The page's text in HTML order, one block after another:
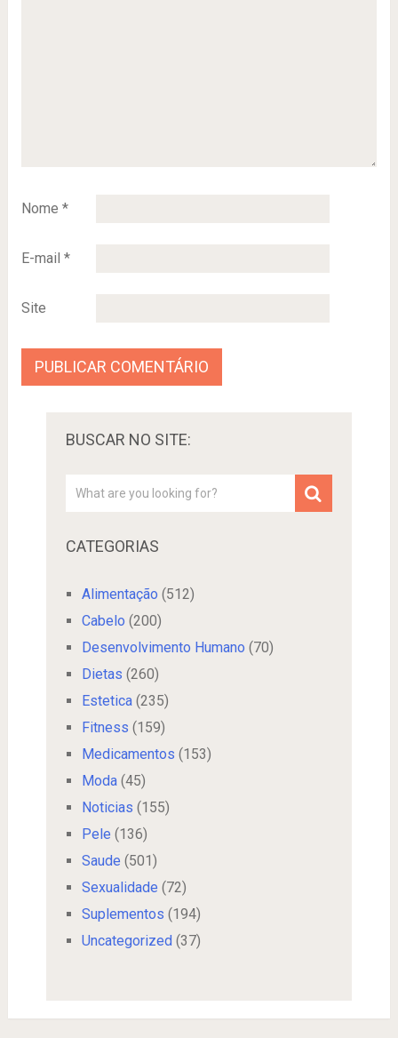
Nome *
E-mail *
Site
BUSCAR NO SITE:
CATEGORIAS
Alimentação (512)
Cabelo (200)
Desenvolvimento Humano (70)
Dietas (260)
Estetica(235)
Fitness (159)
Medicamentos (153)
Moda(45)
Noticias (155)
Pele (136)
Saude (501)
Sexualidade (72)
Suplementos (194)
Uncategorized (37)